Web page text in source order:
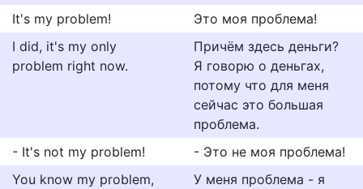
It's my problem!
Это моя проблема!
I did, it's my only
problem right now.
Причём здесь деньги?
Я говорю о деньгах,
потому что для меня
сейчас это большая
проблема.
- It's not my problem!
- Это не моя проблема!
You know my problem,
У меня проблема - я